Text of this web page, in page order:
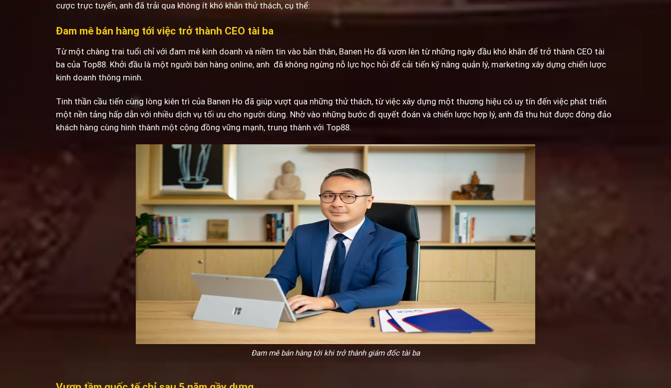
cược trực tuyến, anh đã trải qua không ít khó khăn thử thách, cụ thể:
Đam mê bán hàng tới việc trở thành CEO tài ba
Từ một chàng trai tuổi chỉ với đam mê kinh doanh và niềm tin vào bản thân, Banen Ho đã vươn lên từ những ngày đầu khó khăn để trở thành CEO tài
ba của Top88. Khởi đầu là một người bán hàng online, anh đã không ngừng nỗ lực học hỏi để cải tiến kỹ năng quản lý, marketing xây dựng chiến lược
kinh doanh thông minh.
Tinh thần cầu tiến cùng lòng kiên trì của Banen Ho đã giúp vượt qua những thử thách, từ việc xây dựng một thương hiệu có uy tín đến việc phát triển
một nền tảng hấp dẫn với nhiều dịch vụ tối ưu cho người dùng. Nhờ vào những bước đi quyết đoán và chiến lược hợp lý, anh đã thu hút được đông đảo
khách hàng cùng hình thành một cộng đồng vững mạnh, trung thành với Top88.
Đam mê bán hàng tới khi trở thành giám đốc tài ba